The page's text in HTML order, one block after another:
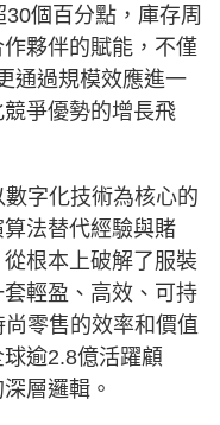
個百分點，庫存周
夥伴的賦能，不僅
通過規模效應進一
爭優勢的增長飛
字化技術為核心的
法替代經驗與賭
根本上破解了服裝
輕盈、高效、可持
零售的效率和價值
逾2.8億活躍顧
層邏輯。